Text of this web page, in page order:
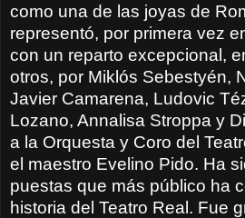
como una de las joyas de
representó, por primera vez
con un reparto excepcional,
otros, por Miklós Sebestyén,
Javier Camarena, Ludovic
Lozano, Annalisa Stroppa y
a la Orquesta y Coro del
el maestro Evelino Pido. Ha
puestas que más público ha
historia del Teatro Real. Fue